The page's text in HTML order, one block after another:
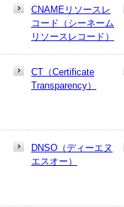
CNAMEリソースレ
コード（シーネーム
リソースレコード）
CT（Certificate
Transparency）
DNSO（ディーエヌ
エスオー）